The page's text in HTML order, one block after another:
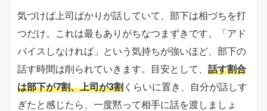
気づけば上司ばかりが話していて、部下は相づちを打
つだけ。これは最もありがちなつまずきです。「アド
バイスしなければ」という気持ちが強いほど、部下の
話す時間は削られていきます。目安として、 話す割合
は部下が7割、上司が3割 くらいに置き、自分が話しす
ぎたと感じたら、一度黙って相手に話を渡しましょ